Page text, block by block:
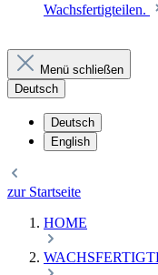
Wachsfertigteilen.
Menü schließen
Deutsch
Deutsch
English
zur Startseite
HOME